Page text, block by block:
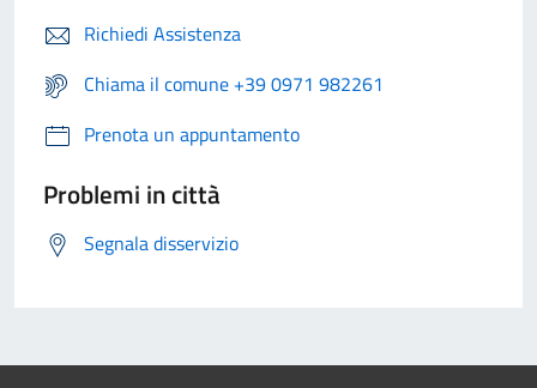
Richiedi Assistenza
Chiama il comune +39 0971 982261
Prenota un appuntamento
Problemi in città
Segnala disservizio